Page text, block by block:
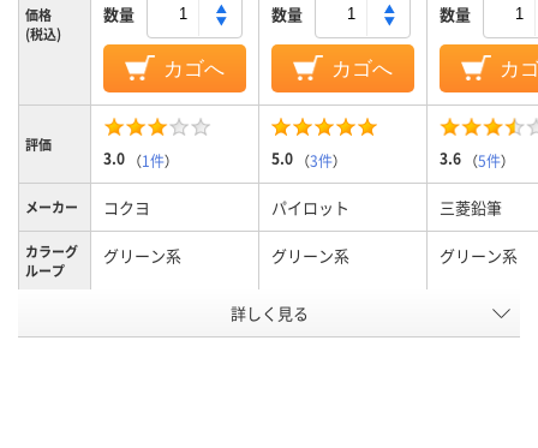
価格
(税込)
数量
カゴへ
数量
カゴへ
数量
カ
評価
3.0 （1件） 5.0 （3件） 3.6 （5件）
メーカー コクヨ パイロット 三菱鉛筆
カラーグ
ループ
グリーン系 グリーン系 グリーン系
太さ
中字丸芯、中字 中字丸芯、中
詳しく見る